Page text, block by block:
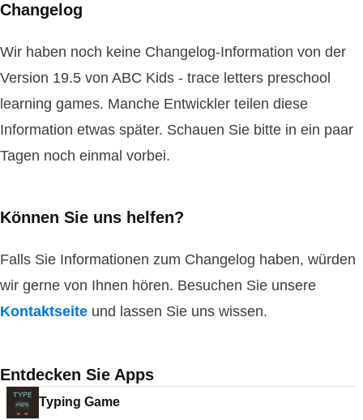
Changelog
Wir haben noch keine Changelog-Information von der
Version 19.5 von ABC Kids - trace letters preschool
learning games. Manche Entwickler teilen diese
Information etwas später. Schauen Sie bitte in ein paar
Tagen noch einmal vorbei.
Können Sie uns helfen?
Falls Sie Informationen zum Changelog haben, würden
wir gerne von Ihnen hören. Besuchen Sie unsere
Kontaktseite und lassen Sie uns wissen.
Entdecken Sie Apps
Typing Game